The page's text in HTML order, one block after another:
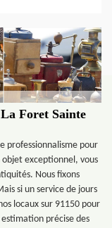
Foret Sainte
professionnalisme pour
exceptionnel, vous
Nous fixons
si un service de jours
locaux sur 91150 pour
précise des